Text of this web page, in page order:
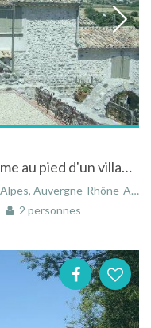
Notre chambre d'hôtes de charme au pied d'un village fortifié
Rhône-Alpes, France
2 personnes